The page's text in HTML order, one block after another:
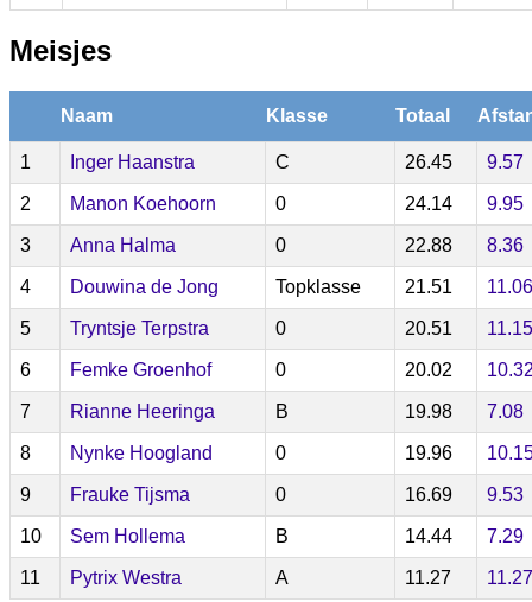
Meisjes
Naam Klasse Totaal
1 Inger Haanstra C 26.45 9.57
2 Manon Koehoorn 0 24.14 9.95
3 Anna Halma 0 22.88 8.36
4 Douwina de Jong Topklasse 21.51 11.06
5 Tryntsje Terpstra 0 20.51 11.15
6 Femke Groenhof 0 20.02
7 Rianne Heeringa B 19.98 7.08
8 Nynke Hoogland 0 19.96
9 Frauke Tijsma 0 16.69 9.53
10 Sem Hollema B 14.44 7.29
11 Pytrix Westra A 11.27 11.27